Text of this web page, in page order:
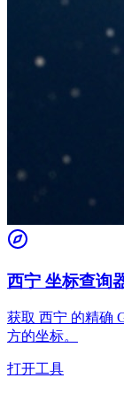
西宁 坐标查询
获取 西宁 的精确
方的坐标。
打开工具